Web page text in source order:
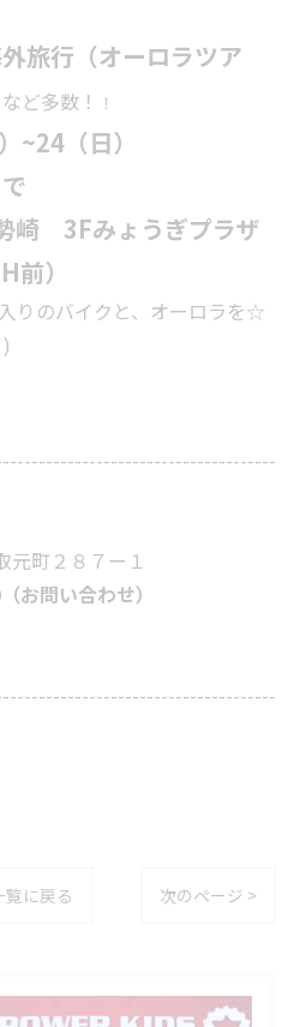
旅行（オーロラツア
など多数！ ！
~24（日）
崎 3Fみょうぎプラザ
前）
りのバイクと、オーロラを☆
元町２８７ー１
お問い合わせ）
覧に戻る 次のページ >